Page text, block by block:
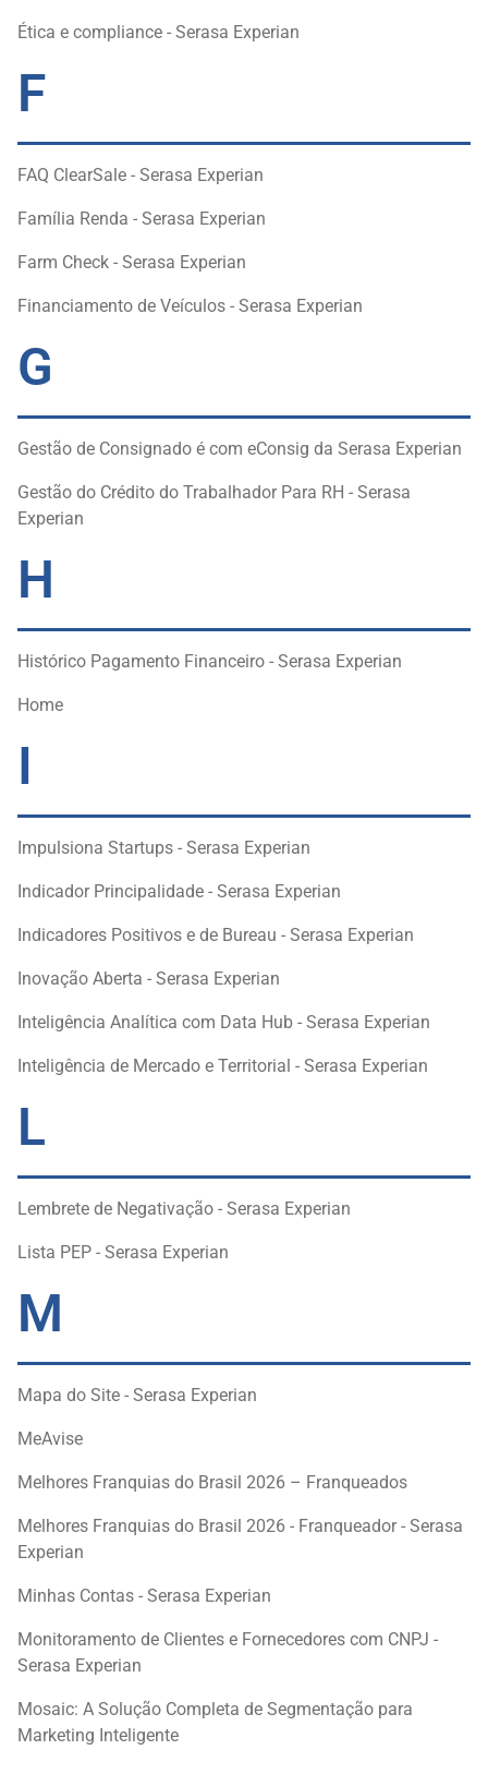
Ética e compliance - Serasa Experian
F
FAQ ClearSale - Serasa Experian
Família Renda - Serasa Experian
Farm Check - Serasa Experian
Financiamento de Veículos - Serasa Experian
G
Gestão de Consignado é com eConsig da Serasa Experian
Gestão do Crédito do Trabalhador Para RH - Serasa
Experian
H
Histórico Pagamento Financeiro - Serasa Experian
Home
I
Impulsiona Startups - Serasa Experian
Indicador Principalidade - Serasa Experian
Indicadores Positivos e de Bureau - Serasa Experian
Inovação Aberta - Serasa Experian
Inteligência Analítica com Data Hub - Serasa Experian
Inteligência de Mercado e Territorial - Serasa Experian
L
Lembrete de Negativação - Serasa Experian
Lista PEP - Serasa Experian
M
Mapa do Site - Serasa Experian
MeAvise
Melhores Franquias do Brasil 2026 – Franqueados
Melhores Franquias do Brasil 2026 - Franqueador - Serasa
Experian
Minhas Contas - Serasa Experian
Monitoramento de Clientes e Fornecedores com CNPJ -
Serasa Experian
Mosaic: A Solução Completa de Segmentação para
Marketing Inteligente